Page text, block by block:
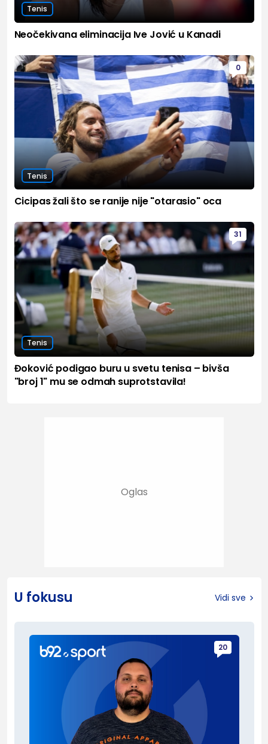
Tenis
Neočekivana eliminacija Ive Jović u Kanadi
0
Tenis
Cicipas žali što se ranije nije "otarasio" oca
31
Tenis
Đoković podigao buru u svetu tenisa – bivša
"broj 1" mu se odmah suprotstavila!
U fokusu Vidi sve
20